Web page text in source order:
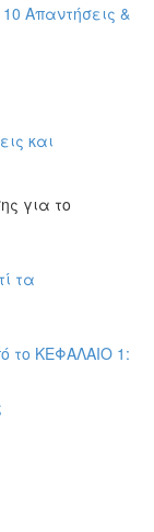
Απαντήσεις &
και
για το
τα
το ΚΕΦΑΛΑΙΟ 1: